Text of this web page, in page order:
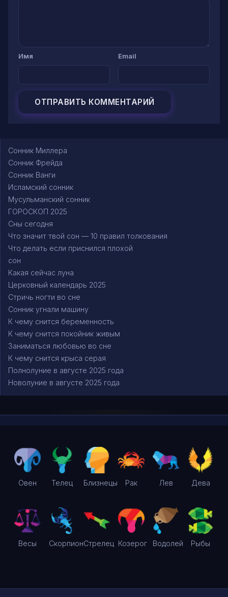
Имя Email
Сонник Миллера
Сонник Фрейда
Сонник Ванги
Исламский сонник
Мусульманский сонник
ГОРОСКОП 2025
Сны сегодня
Что значит твой сон — 10 правил толкования
Что делать если приснился плохой
сон
Какая сейчас луна
Церковный календарь 2025
Стричь ногти во сне
Сонник угнали машину
К чему снится беременность
К чему снится покойник живым
Заниматься любовью во сне
К чему снится крыса серая
Полнолуние в августе 2025 года
Новолуние в августе 2025 года
Овен Телец Близнецы Рак Лев Дева
Весы СкорпионСтрелец Козерог Водолей Рыбы